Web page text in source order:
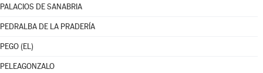
PALACIOS DE SANABRIA
PEDRALBA DE LA PRADERÍA
PEGO (EL)
PELEAGONZALO